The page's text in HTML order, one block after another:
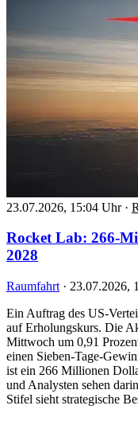
23.07.2026, 15:04 Uhr ·
Rocket Lab: 266-
2028
Raumfahrt · 23.07.2026,
Ein Auftrag des US-
auf Erholungskurs. Die
Mittwoch um 0,91
einen Sieben-Tage-
ist ein 266 Millionen
und Analysten sehen
Stifel sieht strategische